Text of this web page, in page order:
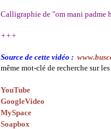
Calligraphie de "om mani padme
+++
Source de cette vidéo :
même mot-clé de recherche sur
YouTube
GoogleVideo
MySpace
Soapbox